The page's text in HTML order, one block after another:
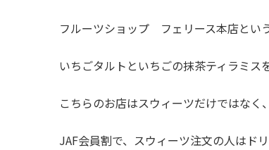
フルーツショップ フェリース本店とい
いちごタルトといちごの抹茶ティラミス
こちらのお店はスウィーツだけではなく
JAF会員割で、スウィーツ注文の人はド